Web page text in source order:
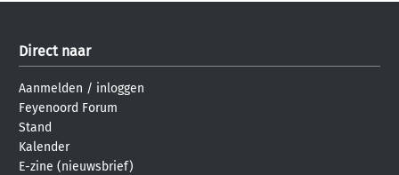
Direct naar
Aanmelden / inloggen
Feyenoord Forum
Stand
Kalender
E-zine (nieuwsbrief)